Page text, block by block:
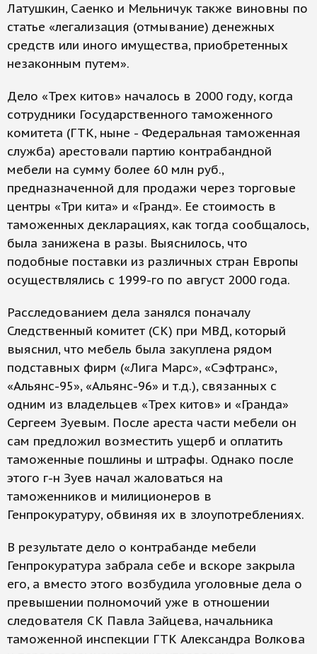
Латушкин, Саенко и Мельничук также виновны по
статье «легализация (отмывание) денежных
средств или иного имущества, приобретенных
незаконным путем».
Дело «Трех китов» началось в 2000 году, когда
сотрудники Государственного таможенного
комитета (ГТК, ныне - Федеральная таможенная
служба) арестовали партию контрабандной
мебели на сумму более 60 млн руб.,
предназначенной для продажи через торговые
центры «Три кита» и «Гранд». Ее стоимость в
таможенных декларациях, как тогда сообщалось,
была занижена в разы. Выяснилось, что
подобные поставки из различных стран Европы
осуществлялись с 1999-го по август 2000 года.
Расследованием дела занялся поначалу
Следственный комитет (СК) при МВД, который
выяснил, что мебель была закуплена рядом
подставных фирм («Лига Марс», «Сэфтранс»,
«Альянс-95», «Альянс-96» и т.д.), связанных с
одним из владельцев «Трех китов» и «Гранда»
Сергеем Зуевым. После ареста части мебели он
сам предложил возместить ущерб и оплатить
таможенные пошлины и штрафы. Однако после
этого г-н Зуев начал жаловаться на
таможенников и милиционеров в
Генпрокуратуру, обвиняя их в злоупотреблениях.
В результате дело о контрабанде мебели
Генпрокуратура забрала себе и вскоре закрыла
его, а вместо этого возбудила уголовные дела о
превышении полномочий уже в отношении
следователя СК Павла Зайцева, начальника
таможенной инспекции ГТК Александра Волкова